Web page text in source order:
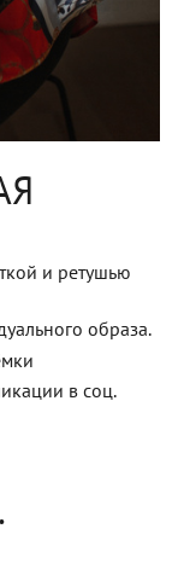
и ретушью
образа.
в соц.